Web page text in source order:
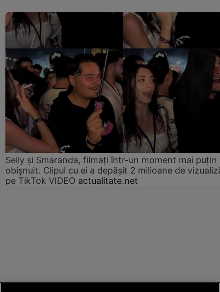
Selly și Smaranda, filmați într-un moment mai puțin
obișnuit. Clipul cu ei a depășit 2 milioane de
pe TikTok VIDEO actualitate.net